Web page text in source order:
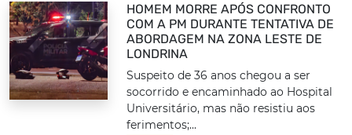
HOMEM MORRE APÓS CONFRONTO
COM A PM DURANTE TENTATIVA DE
ABORDAGEM NA ZONA LESTE DE
LONDRINA
Suspeito de 36 anos chegou a ser
socorrido e encaminhado ao Hospital
Universitário, mas não resistiu aos
ferimentos;...